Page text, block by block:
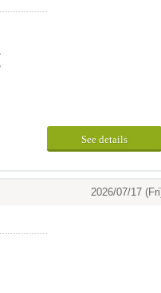
See details
2026/07/17